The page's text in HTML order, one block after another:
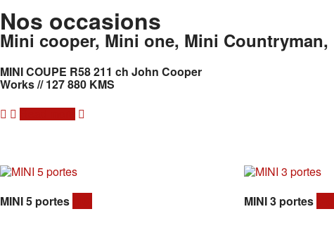
Nos occasions
Mini cooper, Mini one, Mini
MINI COUPE R58 211 ch John Cooper
Works // 127 880 KMS
MINI 5 portes MINI 3 portes